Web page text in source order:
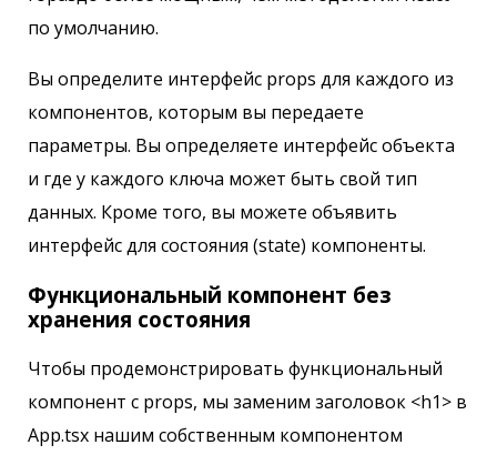
по умолчанию.
Вы определите интерфейс props для каждого из
компонентов, которым вы передаете
параметры. Вы определяете интерфейс объекта
и где у каждого ключа может быть свой тип
данных. Кроме того, вы можете объявить
интерфейс для состояния (state) компоненты.
Функциональный компонент без
хранения состояния
Чтобы продемонстрировать функциональный
компонент с props, мы заменим заголовок <h1> в
App.tsx нашим собственным компонентом